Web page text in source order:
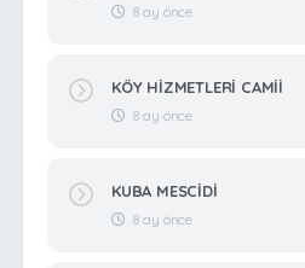
8 ay önce
KÖY HİZMETLERİ CAMİİ
8 ay önce
KUBA MESCİDİ
8 ay önce